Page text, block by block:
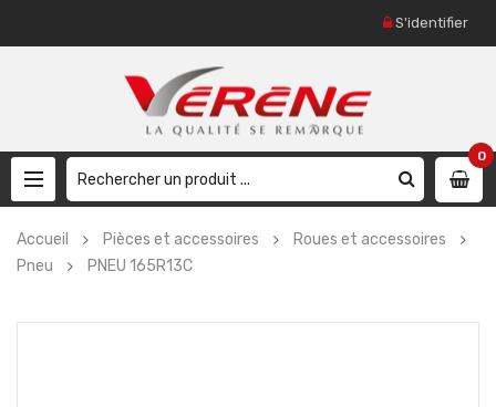
S'identifier
0
Accueil Pièces et accessoires
Roues et accessoires
Pneu
PNEU 165R13C